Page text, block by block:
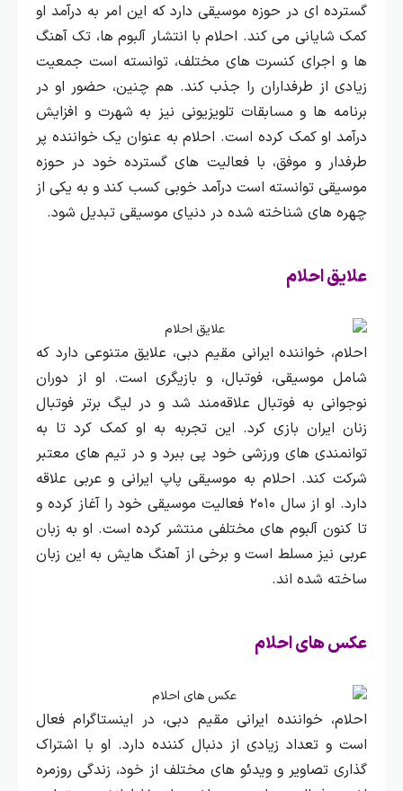
گسترده‌ ای در حوزه موسیقی دارد که این امر به درآمد او
کمک شایانی می‌ کند. احلام با انتشار آلبوم‌ ها، تک‌ آهنگ‌
ها و اجرای کنسرت‌ های مختلف، توانسته است جمعیت
زیادی از طرفداران را جذب کند. هم چنین، حضور او در
برنامه‌ ها و مسابقات تلویزیونی نیز به شهرت و افزایش
درآمد او کمک کرده است. احلام به عنوان یک خواننده پر
طرفدار و موفق، با فعالیت‌ های گسترده خود در حوزه
موسیقی توانسته است درآمد خوبی کسب کند و به یکی از
چهره‌ های شناخته شده در دنیای موسیقی تبدیل شود.
علایق احلام
احلام، خواننده ایرانی مقیم دبی، علایق متنوعی دارد که
شامل موسیقی، فوتبال، و بازیگری است. او از دوران
نوجوانی به فوتبال علاقه‌مند شد و در لیگ برتر فوتبال
زنان ایران بازی کرد. این تجربه به او کمک کرد تا به
توانمندی‌ های ورزشی خود پی ببرد و در تیم‌ های معتبر
شرکت کند. احلام به موسیقی پاپ ایرانی و عربی علاقه
دارد. او از سال ۲۰۱۰ فعالیت موسیقی خود را آغاز کرده و
تا کنون آلبوم‌ های مختلفی منتشر کرده است. او به زبان
عربی نیز مسلط است و برخی از آهنگ‌ هایش به این زبان
ساخته شده‌ اند.
عکس های احلام
احلام، خواننده ایرانی مقیم دبی، در اینستاگرام فعال
است و تعداد زیادی از دنبال‌ کننده دارد. او با اشتراک‌
گذاری تصاویر و ویدئو های مختلف از خود، زندگی روزمره‌